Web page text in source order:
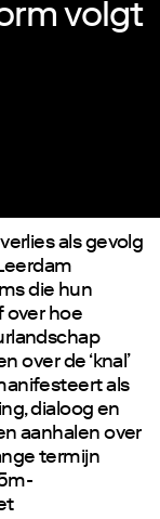
volgt
als gevolg
die hun
over hoe
over de ‘knal’
als
dialoog en
aanhalen over
termijn